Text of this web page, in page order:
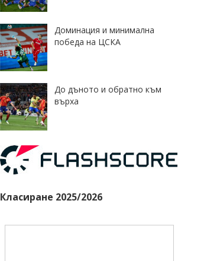
Доминация и минимална
победа на ЦСКА
До дъното и обратно към
върха
Класиране 2025/2026